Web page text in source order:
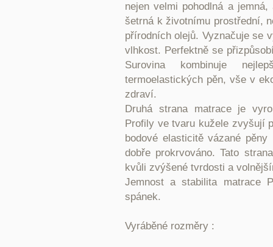
nejen velmi pohodlná a
šetrná k životnímu prostřední,
přírodních olejů. Vyznačuje se
vlhkost. Perfektně se
Surovina kombinuje
termoelastických pěn, vše v
zdraví.
Druhá strana matrace je
Profily ve tvaru kužele zvyšují
bodové elasticitě vázané
dobře prokrvováno. Tato
kvůli zvýšené tvrdosti a
Jemnost a stabilita matrace
spánek.
Vyráběné rozměry :